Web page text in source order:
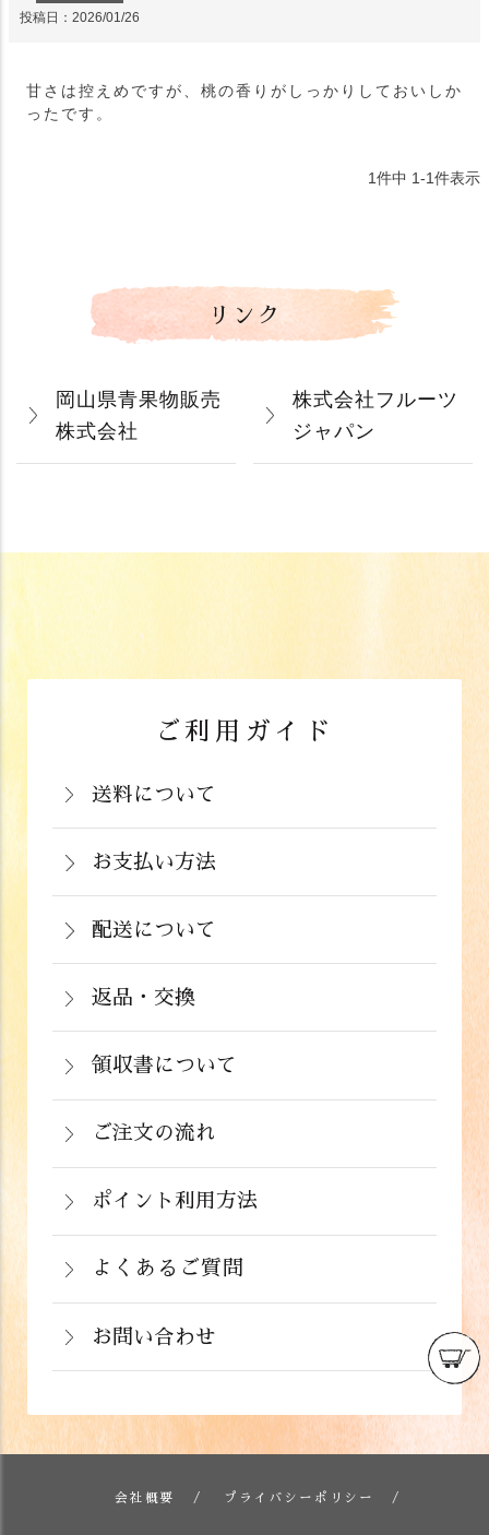
投稿日 2026/01/26
甘さは控えめですが、桃の香りがしっかりしておいしか
ったです。
1件中 1-1件表示
リンク
岡山県青果物販売
株式会社
株式会社フルーツ
ジャパン
ご利用ガイド
送料について
岡山県：704円(税込)
関西・中国（岡山県除く）・四国・九
州：770円(税込)
関東・信越・北陸・中部：990円(税込)
東北：1,210円(税込)
北海道：1,430円(税込)
沖縄：2,024円(税込)
※クール便の場合は送料＋クール代金
220円（税込）
お支払い方法
お支払いは、カード決済、代金引換（手
数料弊社負担）・銀行振込（前払い）・
郵便振込（前払い）・PayPay（オンラ
イン決済）・ドコモケータイ払い・auか
んたん決済・au PAY・ソフトバンクまと
めて支払い(B)がご利用頂けます。
詳しくはこちら
配送について
通常在庫がある商品につきましては、ご
注文から２～５営業日で発送いたしま
す。
返品・交換
商品が食品のため、お客様のお手元に到
着後の返品は基本的にお受け出来ませ
ん。但し、発送中の破損や不良品、ある
いはご注文と違う商品が届いた場合は、
お手数ですが商品到着後３日以内に当店
までご連絡下さい。
領収書について
領収書をご希望のお客様は、ご注文画面
の備考欄にてお知らせ下さい。なお、お
支払い方法にて領収書の形態が異なりま
す。
ご注文の流れ
ポイント利用方法
会員登録をされたお客様はポイントを利
用できます。ご注文画面の「お支払い方
法選択」画面にて、ポイント利用を入力
することができます。店舗では利用でき
ません。
詳しくはこちら
よくあるご質問
お問い合わせ
フォームでのお問い合わせ
詳しくはこちら
会社概要 プライバシーポリシー